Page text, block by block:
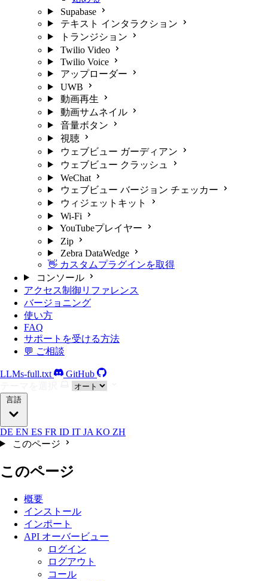
Supabase
テキスト インタラクション
トランジション
Twilio Video
Twilio Voice
アップローダー
UWB
動画再生
動画サムネイル
音量ボタン
視聴
ウェブビュー ガーディアン
ウェブビュー クラッシュ
WeChat
ウェブビュー バージョン チェッカー
ウィジェットキット
Wi-Fi
YouTubeプレイヤー
Zip
Zebra DataWedge
👋 カスタムプラグインを取得
コンソール
アクセス制御リファレンス
バージョニング
使い方
FAQ
サポートを受ける方法
💬 ご相談
LLMs-full.txt
GitHub
言語
DE EN ES FR ID IT JA KO ZH
このページ
このページ
概要
インストール
インポート
API オーバービュー
ログイン
ログアウト
コール